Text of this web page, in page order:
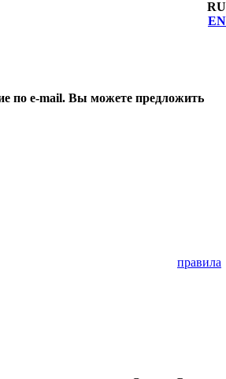
RU
EN
по e-mail. Вы можете предложить
правила